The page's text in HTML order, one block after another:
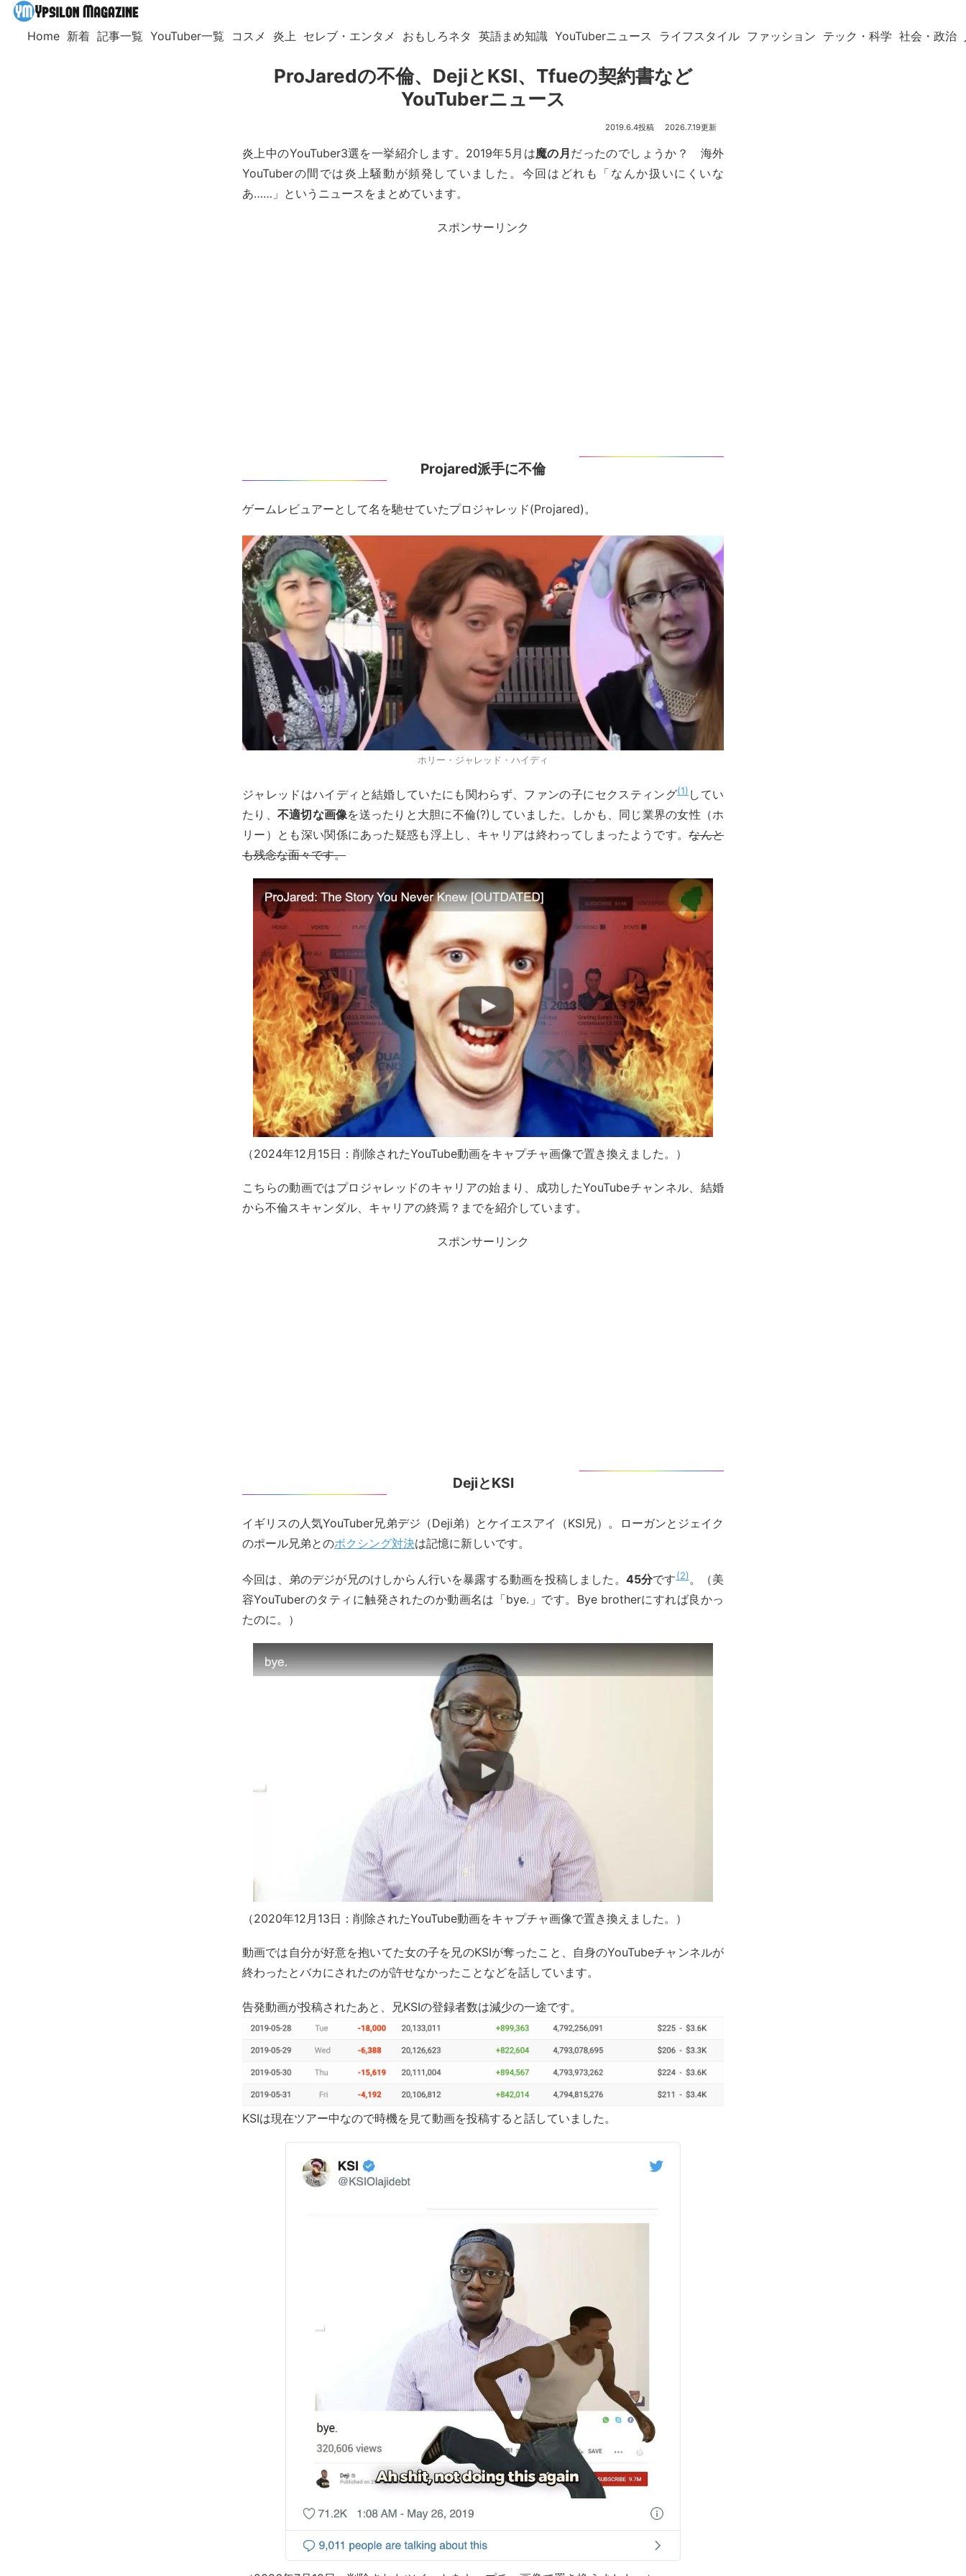
Home 新着 記事一覧 YouTuber一覧 コスメ 炎上 セレブ・エンタメ おもしろネタ 英語まめ知識 YouTuberニュース ライフスタイル ファッション テック・科学 社会・政治
ProJaredの不倫、DejiとKSI、Tfueの契約書など
YouTuberニュース
2019.6.4 2026.7.19
炎上中のYouTuber3選を一挙紹介します。2019年5月は魔の月 だったのでしょうか？ 海外
YouTuberの間では炎上騒動が頻発していました。今回はどれも「なんか扱いにくいな
あ……」というニュースをまとめています。
スポンサーリンク
Projared派手に不倫
ゲームレビュアーとして名を馳せていたプロジャレッド(Projared)。
ホリー・ジャレッド・ハイディ
ジャレッドはハイディと結婚していたにも関わらず、ファンの子にセクスティング 1 してい
たり、 不適切な画像を送ったりと大胆に不倫(?)していました。しかも、同じ業界の女性（ホ
リー）とも深い関係にあった疑惑も浮上し、キャリアは終わってしまったようです。なんと
も残念な面々です。
（2024年12月15日：削除されたYouTube動画をキャプチャ画像で置き換えました。）
こちらの動画ではプロジャレッドのキャリアの始まり、成功したYouTubeチャンネル、結婚
から不倫スキャンダル、キャリアの終焉？までを紹介しています。
スポンサーリンク
DejiとKSI
イギリスの人気YouTuber兄弟デジ（Deji弟）とケイエスアイ（KSI兄）。ローガンとジェイク
のポール兄弟とのボクシング対決は記憶に新しいです。
今回は、弟のデジが兄のけしからん行いを暴露する動画を投稿しました。 45分です 2 。（美
容YouTuberのタティに触発されたのか動画名は「bye.」です。Bye brotherにすれば良かっ
たのに。）
（2020年12月13日：削除されたYouTube動画をキャプチャ画像で置き換えました。）
動画では自分が好意を抱いてた女の子を兄のKSIが奪ったこと、自身のYouTubeチャンネルが
終わったとバカにされたのが許せなかったことなどを話しています。
告発動画が投稿されたあと、兄KSIの登録者数は減少の一途です。
KSIは現在ツアー中なので時機を見て動画を投稿すると話していました。